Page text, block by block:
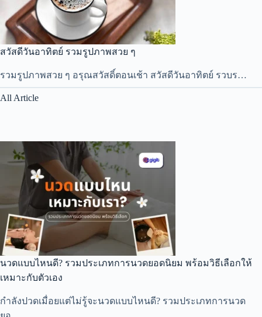
สวัสดีวันอาทิตย์ รวมรูปภาพสวย ๆ
รวมรูปภาพสวย ๆ อรุณสวัสดิ์ตอนเช้า สวัสดีวันอาทิตย์ รวบร…
All Article
นวดแบบไหนดี? รวมประเภทการนวดยอดนิยม พร้อมวิธีเลือกให้
เหมาะกับตัวเอง
กำลังปวดเมื่อยแต่ไม่รู้จะนวดแบบไหนดี? รวมประเภทการนวด